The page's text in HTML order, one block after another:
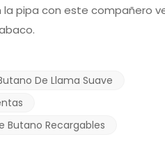
la pipa con este compañero
De Llama Suave
Butano Recargables